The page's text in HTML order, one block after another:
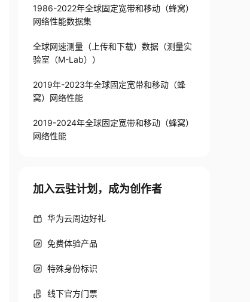
1986-2022年全球固定宽带和移动（蜂窝）
网络性能数据集
全球网速测量（上传和下载）数据（测量实
验室（M-Lab））
2019年-2023年全球固定宽带和移动（蜂
窝）网络性能
2019-2024年全球固定宽带和移动（蜂窝）
网络性能
加入云驻计划，成为创作者
华为云周边好礼
免费体验产品
特殊身份标识
线下官方门票